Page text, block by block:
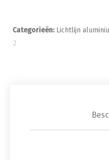
Categorieën: Lichtlijn